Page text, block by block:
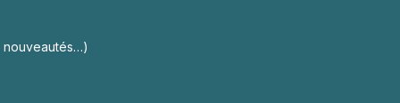
nouveautés…)